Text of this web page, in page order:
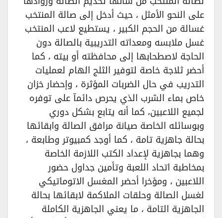
على النحو الأمثل ، حيث أدخل إلى صالة المنتخب
غسالة من الحجم الكبير ، يستطيع لاعب المنتخب
غسل ملابسه ومعداته التدريبية بالصالة دون
الحاجة لاصطحابها إلى محافظته أو بيته ، كما
أحضر ثلاجة خاصة لتوفير الثلج الهام لعمليات
التدريب في حال الضربات المؤثرة ، وإحضار خزان
خاص بماء الشرب الذي يحرص دائمآ على توفره
لجميع اللاعبين، كما أنه يتابع بشكل دوري
وبوسائله الخاصة صيانة مرافق الصالة وابقائها
بحالة جاهزية تامة ، كما أوجد كمبيوتر وطابعة ،
وهما بجاهزية لإعداد الكتب اللازمة الخاصة
بمخاطبة اتحاد اللعبة وتأمين جداول حضور
اللاعبين ، ومؤخرا أحضر المغسل الاتوماتيكي
لغسل الصالة وحلقات الملاكمة لابقائها بحالة
الجاهزية التامة ، ما يعني الجاهزية الكاملة